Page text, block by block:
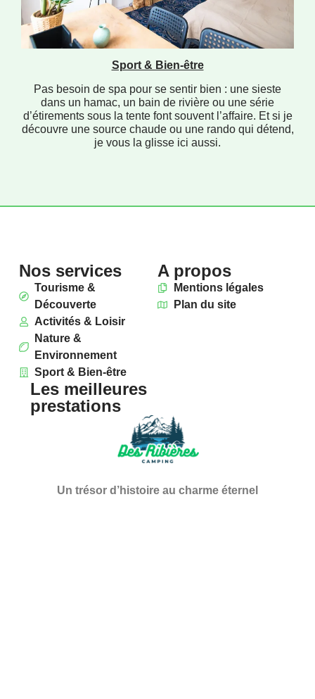
Sport & Bien-être
Pas besoin de spa pour se sentir bien : une sieste
dans un hamac, un bain de rivière ou une série
d’étirements sous la tente font souvent l’affaire. Et si je
découvre une source chaude ou une rando qui détend,
je vous la glisse ici aussi.
Un trésor d’histoire au charme éternel
Nos services
Tourisme &
Découverte
Activités & Loisir
Nature &
Environnement
Sport & Bien-être
A propos
Mentions légales
Plan du site
Les meilleures
prestations